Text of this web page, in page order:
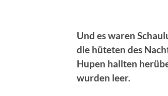
Und es waren
die hüteten des
Hupen hallten
wurden leer.